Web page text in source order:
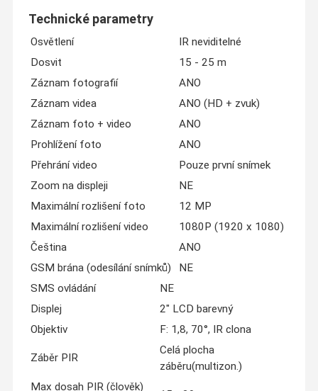
Technické parametry
Osvětlení
IR neviditelné
Dosvit
15 - 25 m
Záznam fotografií
ANO
Záznam videa
ANO (HD + zvuk)
Záznam foto + video
ANO
Prohlížení foto
ANO
Přehrání video
Pouze první snímek
Zoom na displeji
NE
Maximální rozlišení foto
12 MP
Maximální rozlišení video
1080P (1920 x 1080)
Čeština
ANO
GSM brána (odesílání snímků)
NE
SMS ovládání
NE
Displej
2" LCD barevný
Objektiv
F: 1,8, 70°, IR clona
Záběr PIR
Celá plocha
záběru(multizon.)
Max dosah PIR (člověk)